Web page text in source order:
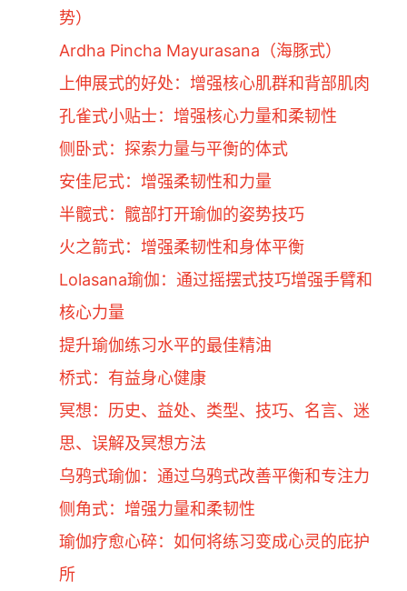
势）
Ardha Pincha Mayurasana（海豚式）
上伸展式的好处：增强核心肌群和背部肌肉
孔雀式小贴士：增强核心力量和柔韧性
侧卧式：探索力量与平衡的体式
安佳尼式：增强柔韧性和力量
半髋式：髋部打开瑜伽的姿势技巧
火之箭式：增强柔韧性和身体平衡
Lolasana瑜伽：通过摇摆式技巧增强手臂和
核心力量
提升瑜伽练习水平的最佳精油
桥式：有益身心健康
冥想：历史、益处、类型、技巧、名言、迷
思、误解及冥想方法
乌鸦式瑜伽：通过乌鸦式改善平衡和专注力
侧角式：增强力量和柔韧性
瑜伽疗愈心碎：如何将练习变成心灵的庇护
所